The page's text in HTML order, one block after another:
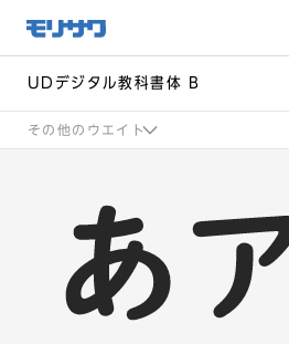
メ
ニュー
飛ばし
へ移動
UDデジタル教科書体 B
その他のウエイト